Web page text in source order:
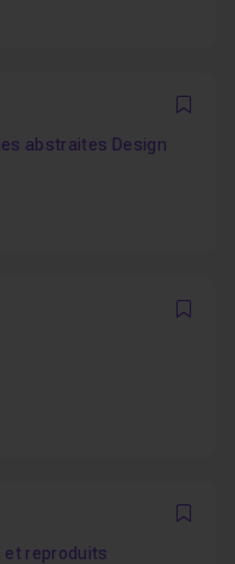
abstraites Design
et reproduits